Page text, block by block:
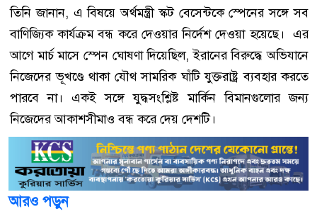
তিনি জানান, এ বিষয়ে অর্থমন্ত্রী স্কট বেসেন্টকে স্পেনের সঙ্গে সব
বাণিজ্যিক কার্যক্রম বন্ধ করে দেওয়ার নির্দেশ দেওয়া হয়েছে। এর
আগে মার্চ মাসে স্পেন ঘোষণা দিয়েছিল, ইরানের বিরুদ্ধে অভিযানে
নিজেদের ভূখণ্ডে থাকা যৌথ সামরিক ঘাঁটি যুক্তরাষ্ট্র ব্যবহার করতে
পারবে না। একই সঙ্গে যুদ্ধসংশ্লিষ্ট মার্কিন বিমানগুলোর জন্য
নিজেদের আকাশসীমাও বন্ধ করে দেয় দেশটি।
আরও পড়ুন